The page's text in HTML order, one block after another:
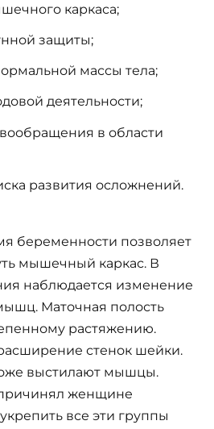
каркаса;
защиты;
массы тела;
деятельности;
в области
развития осложнений.
беременности позволяет
мышечный каркас. В
наблюдается изменение
Маточная полость
растяжению.
стенок шейки.
выстилают мышцы.
женщине
все эти группы